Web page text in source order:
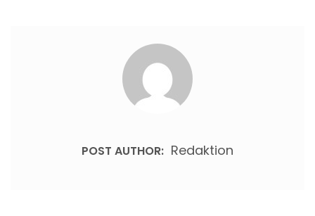
POST AUTHOR: Redaktion